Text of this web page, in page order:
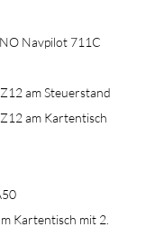
Navpilot 711C
am Steuerstand
am Kartentisch
Kartentisch mit 2.